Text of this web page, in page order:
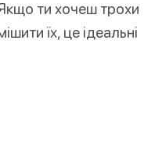
ти хочеш трохи
їх, це ідеальні